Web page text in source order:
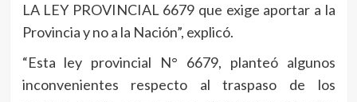
LA LEY PROVINCIAL 6679 que exige aportar a la
Provincia y no a la Nación”, explicó.
“Esta ley provincial N° 6679, planteó algunos
inconvenientes respecto al traspaso de los